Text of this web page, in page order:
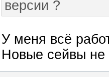
версии ?
У меня всё
Новые сейвы не